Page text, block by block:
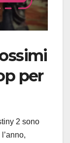
per
2 sono